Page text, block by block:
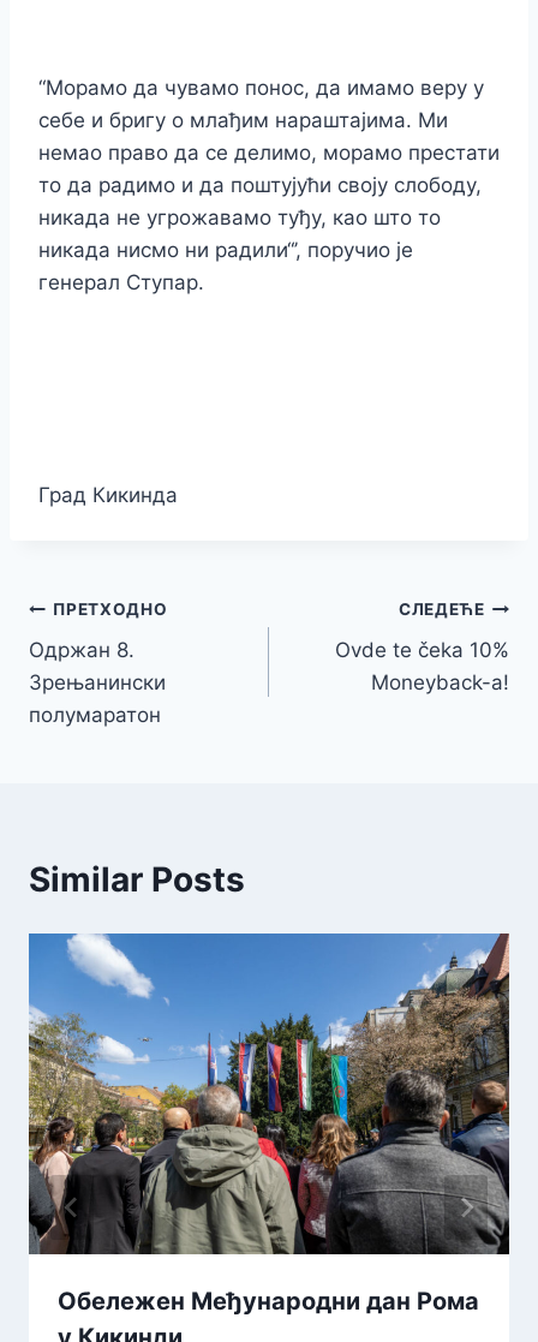
“Морамо да чувамо понос, да имамо веру у
себе и бригу о млађим нараштајима. Ми
немао право да се делимо, морамо престати
то да радимо и да поштујући своју слободу,
никада не угрожавамо туђу, као што то
никада нисмо ни радили“’, поручио је
генерал Ступар.
Град Кикинда
Кретање
чланка
ПРЕТХОДНО
Одржан 8.
Зрењанински
полумаратон
СЛЕДЕЋЕ
Ovde te čeka 10%
Moneyback-a!
Similar Posts
Обележен Међународни дан Рома